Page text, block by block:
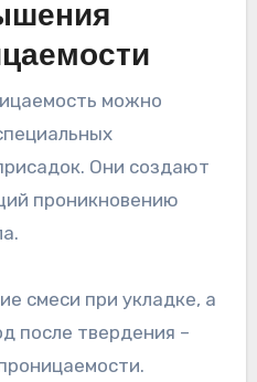
можно
Они создают
проникновению
смеси при укладке, а
после твердения –